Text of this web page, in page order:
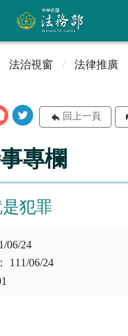
法治視窗
法律推廣
回上一頁
專欄
犯罪
06/24
111/06/24